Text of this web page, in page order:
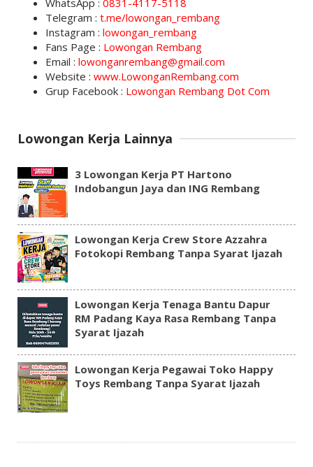
Telegram : t.me/lowongan_rembang
Instagram : lowongan_rembang
Fans Page : Lowongan Rembang
Email : lowonganrembang@gmail.com
Website : www.LowonganRembang.com
Grup Facebook : Lowongan Rembang Dot Com
Lowongan Kerja Lainnya
3 Lowongan Kerja PT Hartono
Indobangun Jaya dan ING Rembang
Lowongan Kerja Crew Store Azzahra
Fotokopi Rembang Tanpa Syarat Ijazah
Lowongan Kerja Tenaga Bantu Dapur
RM Padang Kaya Rasa Rembang Tanpa
Syarat Ijazah
Lowongan Kerja Pegawai Toko Happy
Toys Rembang Tanpa Syarat Ijazah